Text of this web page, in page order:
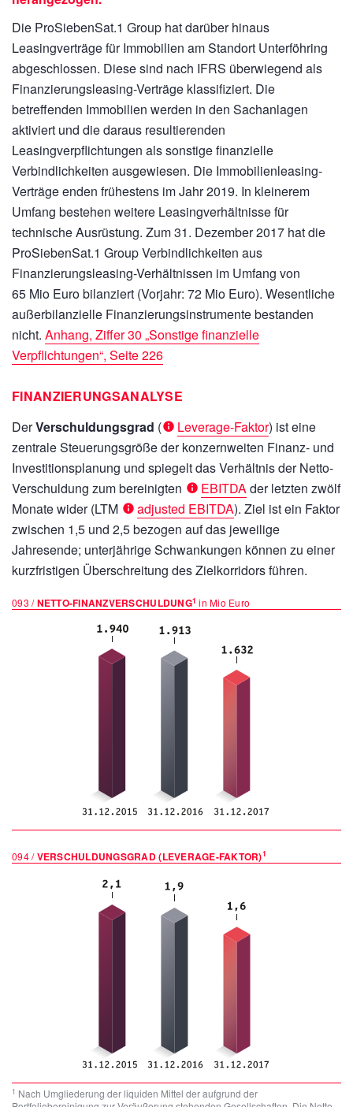
Die ProSiebenSat.1 Group hat darüber hinaus
Leasingverträge für Immobilien am Standort Unterföhring
abgeschlossen. Diese sind nach IFRS überwiegend als
Finanzierungsleasing-Verträge klassifiziert. Die
betreffenden Immobilien werden in den Sachanlagen
aktiviert und die daraus resultierenden
Leasingverpflichtungen als sonstige finanzielle
Verbindlichkeiten ausgewiesen. Die Immobilienleasing-
Verträge enden frühestens im Jahr 2019. In kleinerem
Umfang bestehen weitere Leasingverhältnisse für
technische Ausrüstung. Zum 31. Dezember 2017 hat die
ProSiebenSat.1 Group Verbindlichkeiten aus
Finanzierungsleasing-Verhältnissen im Umfang von
65 Mio Eurobilanziert (Vorjahr: 72 Mio Euro). Wesentliche
außerbilanzielle Finanzierungsinstrumente bestanden
nicht. Anhang, Ziffer 30 „Sonstige finanzielle
Verpflichtungen“, Seite 226
FINANZIERUNGSANALYSE
DerVerschuldungsgrad ( Leverage-Faktor) ist eine
zentrale Steuerungsgröße der konzernweiten Finanz- und
Investitionsplanung und spiegelt das Verhältnis der Netto-
Verschuldung zum bereinigten
EBITDAder letzten zwölf
Monate wider (LTM
adjusted EBITDA). Ziel ist ein Faktor
zwischen 1,5 und 2,5 bezogen auf das jeweilige
Jahresende; unterjährige Schwankungen können zu einer
kurzfristigen Überschreitung des Zielkorridors führen.
093 /NETTO-FINANZVERSCHULDUNG1 in Mio Euro
094 /VERSCHULDUNGSGRAD (LEVERAGE-FAKTOR)1
1 Nach Umgliederung der liquiden Mittel der aufgrund der